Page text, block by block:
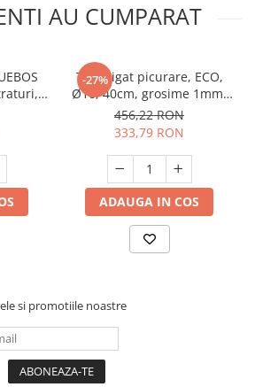
AU CUMPARAT
-27%
Tub irigat picurare, ECO,
Ø16, 40cm, grosime 1mm,
4l/h, 400m, Micul Fermier
GF-2125
456,22 RON
333,79 RON
ADAUGA IN COS
si promotiile noastre